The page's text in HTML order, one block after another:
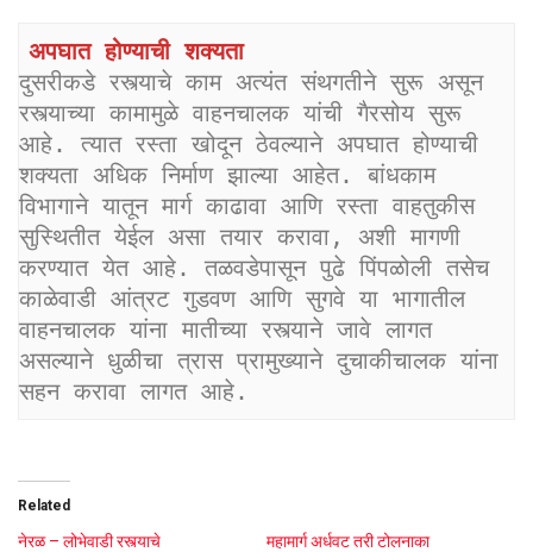
अपघात होण्याची शक्यता
दुसरीकडे रस्त्याचे काम अत्यंत संथगतीने सुरू असून
रस्त्याच्या कामामुळे वाहनचालक यांची गैरसोय सुरू
आहे. त्यात रस्ता खोदून ठेवल्याने अपघात होण्याची
शक्यता अधिक निर्माण झाल्या आहेत. बांधकाम
विभागाने यातून मार्ग काढावा आणि रस्ता वाहतुकीस
सुस्थितीत येईल असा तयार करावा, अशी मागणी
करण्यात येत आहे. तळवडेपासून पुढे पिंपळोली तसेच
काळेवाडी आंत्रट गुडवण आणि सुगवे या भागातील
वाहनचालक यांना मातीच्या रस्त्याने जावे लागत
असल्याने धुळीचा त्रास प्रामुख्याने दुचाकीचालक यांना
सहन करावा लागत आहे.
Related
नेरळ – लोभेवाडी रस्त्याचे
महामार्ग अर्धवट तरी टोलनाका